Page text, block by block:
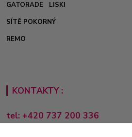
GATORADE
LISKI
SÍTĚ POKORNÝ
REMO
KONTAKTY :
tel: +420 737 200 336
Pondělí-Pátek: 8 - 17 hodin